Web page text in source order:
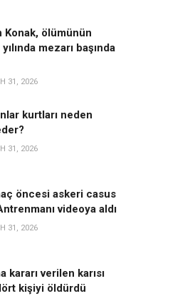
Konak, ölümünün
mezarı başında
31, 2026
kurtları neden
31, 2026
öncesi askeri casus
videoya aldı
31, 2026
kararı verilen karısı
kişiyi öldürdü